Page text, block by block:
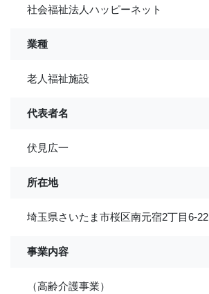
社会福祉法人ハッピーネット
業種
老人福祉施設
代表者名
伏見広一
所在地
埼玉県さいたま市桜区南元宿2丁目6-22
事業内容
（高齢介護事業）